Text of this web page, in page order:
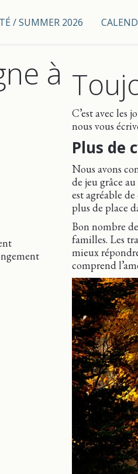
/ SUMMER 2026
à
C’est avec les
nous vous
Plus de
Nous avons
de jeu grâce
est agréable
plus de place
Bon nombre
familles. Les
mieux
comprend